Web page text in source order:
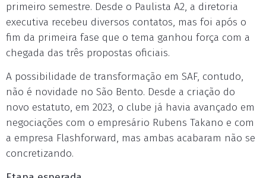
primeiro semestre. Desde o Paulista A2, a diretoria
executiva recebeu diversos contatos, mas foi após o
fim da primeira fase que o tema ganhou força com a
chegada das três propostas oficiais.
A possibilidade de transformação em SAF, contudo,
não é novidade no São Bento. Desde a criação do
novo estatuto, em 2023, o clube já havia avançado em
negociações com o empresário Rubens Takano e com
a empresa Flashforward, mas ambas acabaram não se
concretizando.